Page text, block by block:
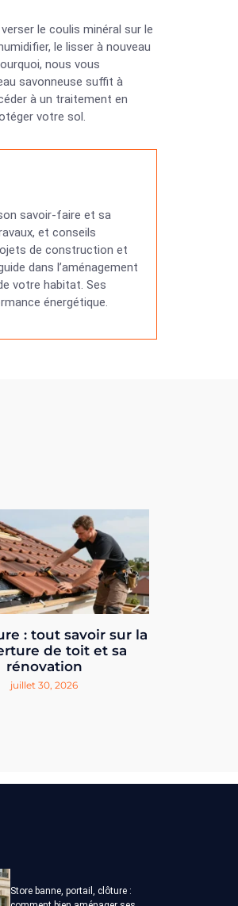
le coulis minéral sur le
le lisser à nouveau
nous vous
savonneuse suffit à
à un traitement en
votre sol.
savoir-faire et sa
et conseils
de construction et
dans l’aménagement
votre habitat. Ses
énergétique.
: tout savoir sur la
de toit et sa
rénovation
juillet 30, 2026
Store banne, portail, clôture :